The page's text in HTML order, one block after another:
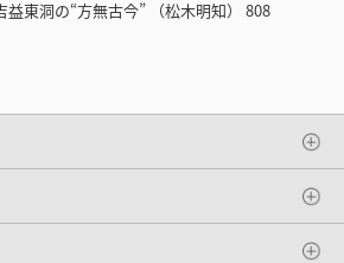
東洞の“方無古今” （松木明知） 808